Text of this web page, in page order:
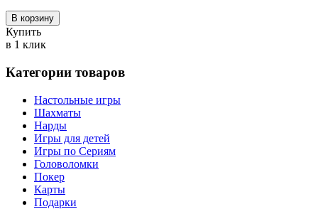
В корзину
Купить
в 1 клик
Категории товаров
Настольные игры
Шахматы
Нарды
Игры для детей
Игры по Сериям
Головоломки
Покер
Карты
Подарки